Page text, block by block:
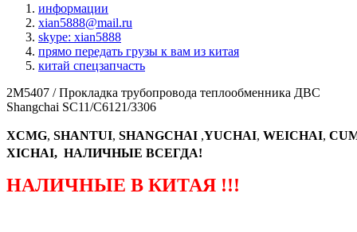
информации
xian5888@mail.ru
skype: xian5888
прямо передать грузы к вам из китая
китай спецзапчасть
2M5407 / Прокладка трубопровода теплообменника ДВС
Shangchai SC11/C6121/3306
XCMG, SHANTUI, SHANGCHAI ,YUCHAI, WEICHAI,
XICHAI, НАЛИЧНЫЕ ВСЕГДА!
НАЛИЧНЫЕ В КИТАЯ !!!